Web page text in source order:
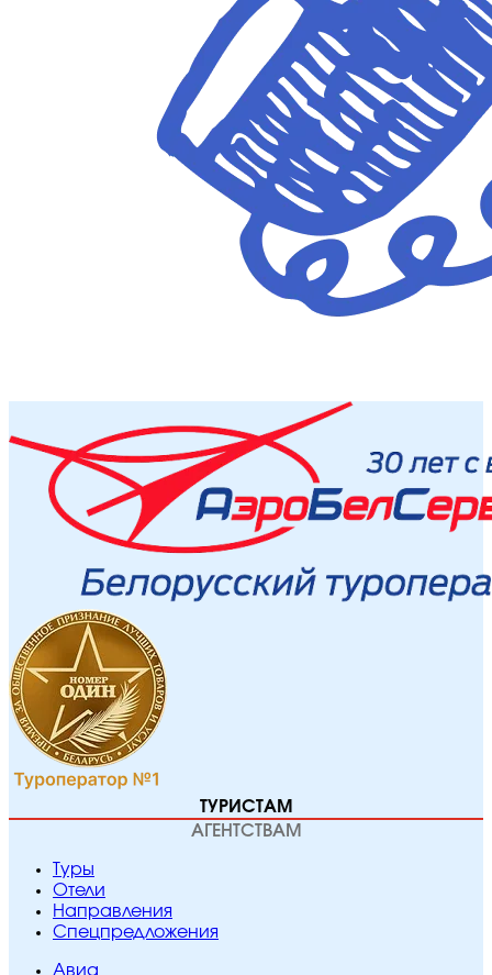
ТУРИСТАМ
АГЕНТСТВАМ
Туры
Отели
Направления
Спецпредложения
Авиа